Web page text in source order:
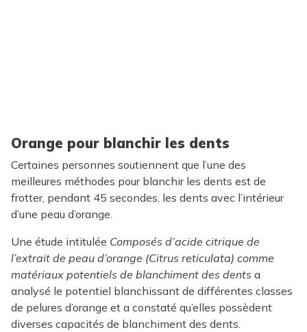
Orange pour blanchir les dents
Certaines personnes soutiennent que l’une des
meilleures méthodes pour blanchir les dents est de
frotter, pendant 45 secondes, les dents avec l’intérieur
d’une peau d’orange.
Une étude intitulée Composés d’acide citrique de
l’extrait de peau d’orange (Citrus reticulata) comme
matériaux potentiels de blanchiment des dents a
analysé le potentiel blanchissant de différentes classes
de pelures d’orange et a constaté qu’elles possèdent
diverses capacités de blanchiment des dents.